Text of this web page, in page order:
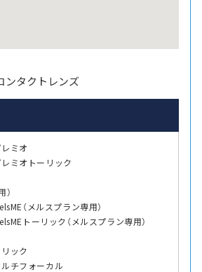
ンタクトレンズ
ミオ
ミオトーリック
（メルスプラン専用）
トーリック（メルスプラン専用）
ック
チフォーカル